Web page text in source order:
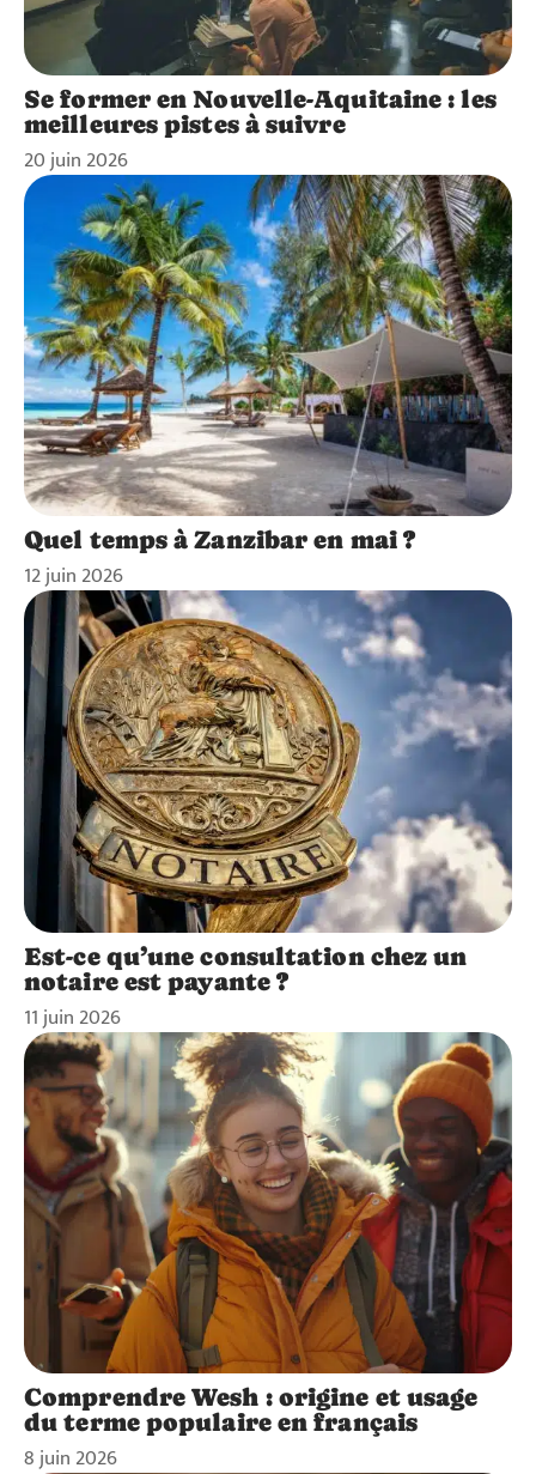
Se former en Nouvelle-Aquitaine : les
meilleures pistes à suivre
20 juin 2026
Quel temps à Zanzibar en mai ?
12 juin 2026
Est-ce qu’une consultation chez un
notaire est payante ?
11 juin 2026
Comprendre Wesh : origine et usage
du terme populaire en français
8 juin 2026